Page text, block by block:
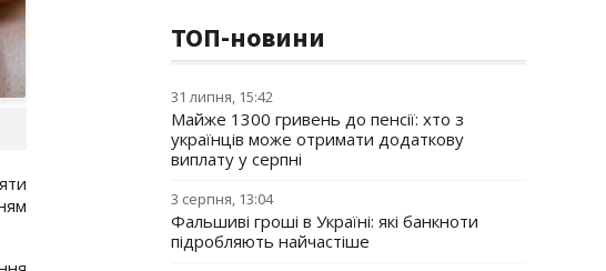
ТОП-новини
31 липня, 15:42
Майже 1300 гривень до пенсії: хто з
українців може отримати додаткову
виплату у серпні
3 серпня, 13:04
Фальшиві гроші в Україні: які банкноти
підробляють найчастіше